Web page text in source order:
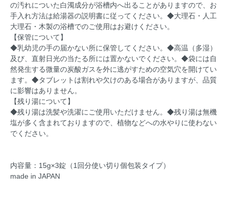
の汚れについた白濁成分が浴槽内へ出ることがありますので、お
手入れ方法は給湯器の説明書に従ってください。◆大理石・人工
大理石・木製の浴槽でのご使用はお避けください。
【保管について】
◆乳幼児の手の届かない所に保管してください。◆高温（多湿）
及び、直射日光の当たる所には置かないでください。◆袋には自
然発生する微量の炭酸ガスを外に逃がすための空気穴を開けてい
ます。◆タブレットは割れや欠けのある場合がありますが、品質
に影響はありません。
【残り湯について】
◆残り湯は洗髪や洗濯にご使用いただけません。◆残り湯は無機
塩が多く含まれておりますので、植物などへの水やりに使わない
でください。
内容量：15g×3錠（1回分使い切り個包装タイプ）
made in JAPAN